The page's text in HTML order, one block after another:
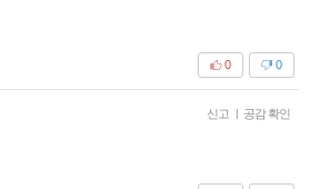
0
0
신고 | 공감 확인